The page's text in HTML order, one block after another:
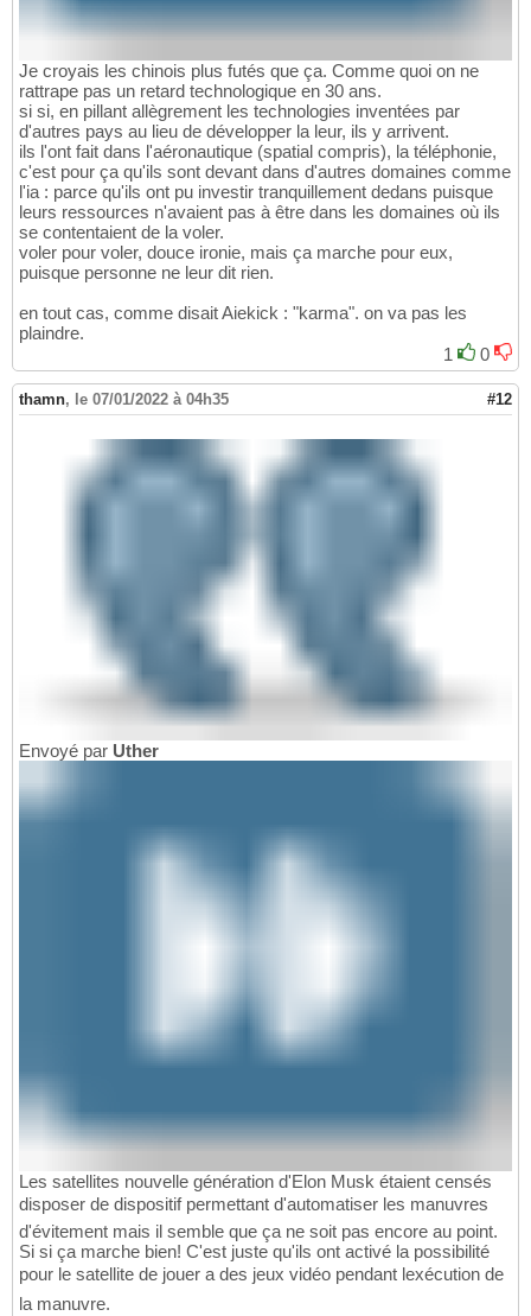
Je croyais les chinois plus futés que ça. Comme quoi on ne
rattrape pas un retard technologique en 30 ans.
si si, en pillant allègrement les technologies inventées par
d'autres pays au lieu de développer la leur, ils y arrivent.
ils l'ont fait dans l'aéronautique (spatial compris), la téléphonie,
c'est pour ça qu'ils sont devant dans d'autres domaines comme
l'ia : parce qu'ils ont pu investir tranquillement dedans puisque
leurs ressources n'avaient pas à être dans les domaines où ils
se contentaient de la voler.
voler pour voler, douce ironie, mais ça marche pour eux,
puisque personne ne leur dit rien.
en tout cas, comme disait Aiekick : "karma". on va pas les
plaindre.
1
0
thamn, le 07/01/2022 à 04h35 #12
Envoyé par Uther
Les satellites nouvelle génération d'Elon Musk étaient censés
disposer de dispositif permettant d'automatiser les manuvres
d'évitement mais il semble que ça ne soit pas encore au point.
Si si ça marche bien! C'est juste qu'ils ont activé la possibilité
pour le satellite de jouer a des jeux vidéo pendant lexécution de
la manuvre.